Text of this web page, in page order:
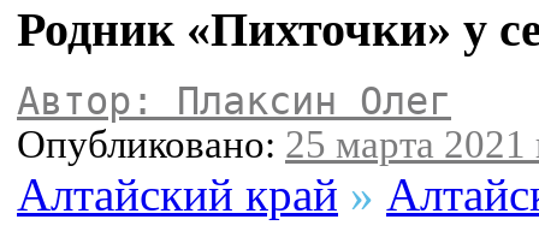
Родник «Пихточки» у
Автор: Плаксин Олег
Опубликовано: 25 марта 2021
Алтайский край »